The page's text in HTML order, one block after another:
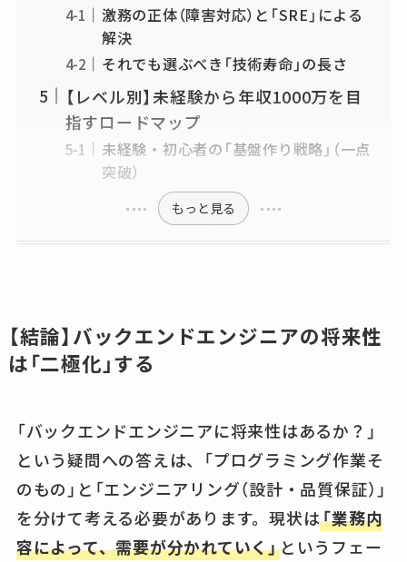
激務の正体（障害対応）と「SRE」による
解決
それでも選ぶべき「技術寿命」の長さ
【レベル別】未経験から年収1000万を目
指すロードマップ
未経験・初心者の「基盤作り戦略」（一点
突破）
もっと見る
【結論】バックエンドエンジニアの将来性
は「二極化」する
「バックエンドエンジニアに将来性はあるか？」
という疑問への答えは、「プログラミング作業そ
のもの」と「エンジニアリング（設計・品質保証）」
を分けて考える必要があります。現状は「業務内
容によって、需要が分かれていく」というフェー